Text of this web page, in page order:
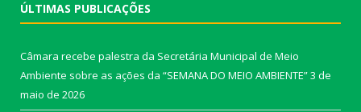
ÚLTIMAS PUBLICAÇÕES
Câmara recebe palestra da Secretária Municipal de Meio
Ambiente sobre as ações da “SEMANA DO MEIO AMBIENTE”3 de
maio de 2026